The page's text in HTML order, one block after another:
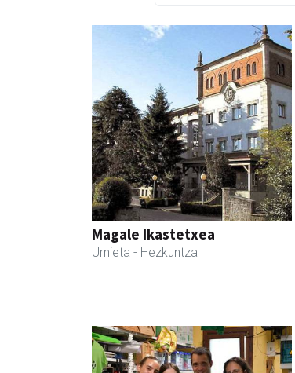
Magale Ikastetxea
Urnieta - Hezkuntza